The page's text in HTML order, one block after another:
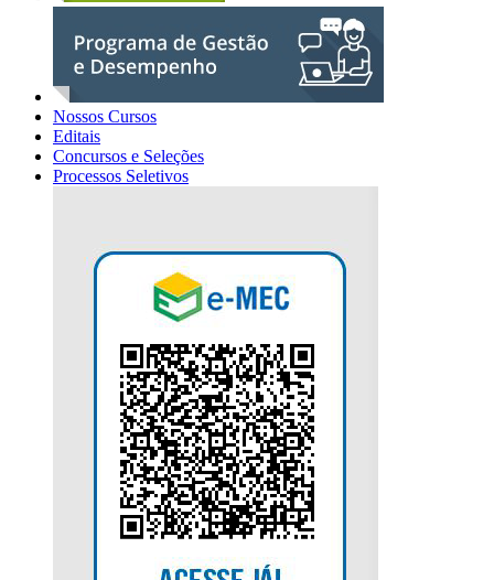
Nossos Cursos
Editais
Concursos e Seleções
Processos Seletivos